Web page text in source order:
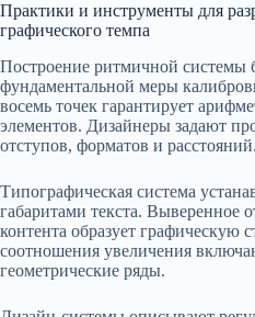
Практики и инструменты для
графического темпа
Построение ритмичной системы
фундаментальной меры
восемь точек гарантирует
элементов. Дизайнеры задают
отступов, форматов и расстояний.
Типографическая система
габаритами текста. Выверенное
контента образует графическую
соотношения увеличения
геометрические ряды.